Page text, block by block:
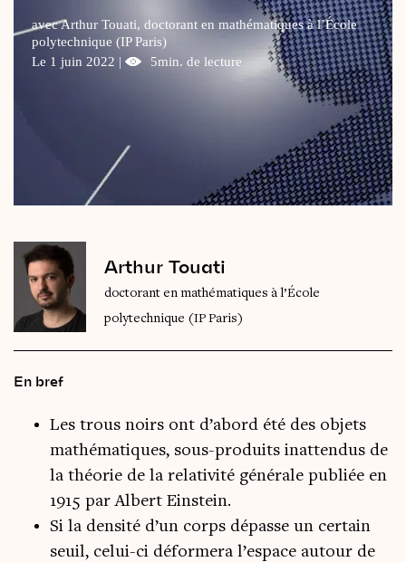
Vidéos & Podcast
avec Arthur Touati, doctorant en mathématiques à l’École
polytechnique (IP Paris)
Le 1 juin 2022 |
5min. de lecture
Arthur Touati
doctorant en mathématiques à l’École
polytechnique (IP Paris)
En bref
Les trous noirs ont d’abord été des objets
mathématiques, sous-produits inattendus de
la théorie de la relativité générale publiée en
1915 par Albert Einstein.
Si la densité d’un corps dépasse un certain
seuil, celui-ci déformera l’espace autour de